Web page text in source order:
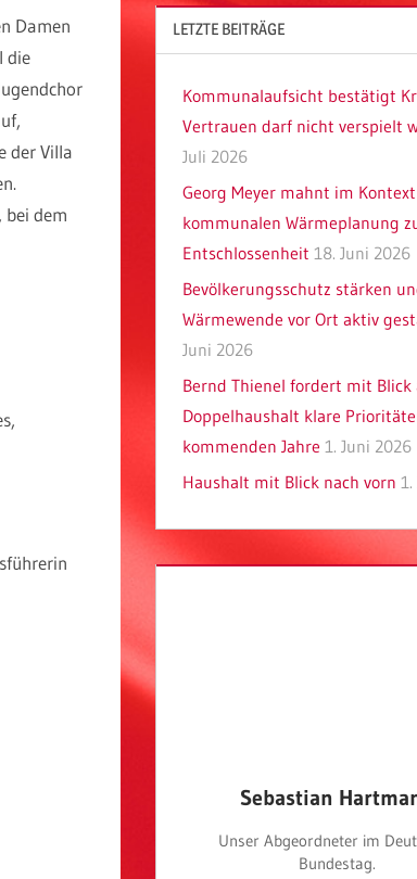
Damen
die
der Villa
dem
LETZTE BEITRÄGE
Kommunalaufsicht bestätigt
Vertrauen darf nicht verspielt
Juli 2026
Georg Meyer mahnt im
kommunalen Wärmeplanung
Entschlossenheit 18. Juni 2026
Bevölkerungsschutz stärken
Wärmewende vor Ort aktiv
Juni 2026
Bernd Thienel fordert mit Blick
Doppelhaushalt klare
kommenden Jahre 1. Juni 2026
Haushalt mit Blick nach vorn
Sebastian
Unser Abgeordneter im
Bundestag.